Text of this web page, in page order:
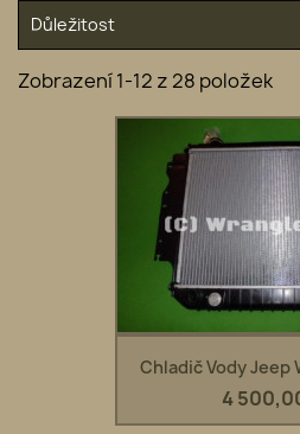
Důležitost
Zobrazení 1-12 z 28 položek
Chladič Vody Jeep
4